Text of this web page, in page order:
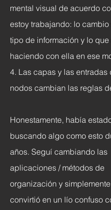
mental visual de acuerdo
estoy trabajando: lo cambio
tipo de información y lo que
haciendo con ella en ese
4. Las capas y las entradas
nodos cambian las reglas
Honestamente, había
buscando algo como esto
años. Seguí cambiando las
aplicaciones / métodos de
organización y
convirtió en un lío confuso